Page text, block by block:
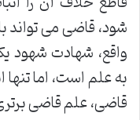
شود، قاضی می تواند
واقع، شهادت شهود
به علم است، اما
قاضی، علم قاضی